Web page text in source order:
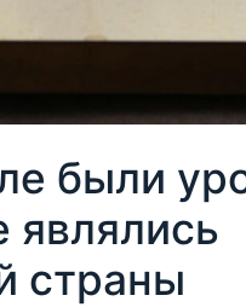
были
являлись
страны